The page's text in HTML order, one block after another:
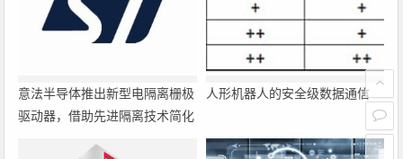
意法半导体推出新型电隔离栅极
驱动器，借助先进隔离技术简化
人形机器人的安全级数据通信